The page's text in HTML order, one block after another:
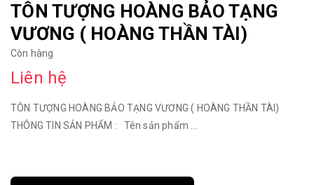
TÔN TƯỢNG HOÀNG BẢO TẠNG
VƯƠNG ( HOÀNG THẦN TÀI)
Còn hàng
Liên hệ
TÔN TƯỢNG HOÀNG BẢO TẠNG VƯƠNG ( HOÀNG THẦN TÀI)
THÔNG TIN SẢN PHẨM : Tên sản phẩm ...